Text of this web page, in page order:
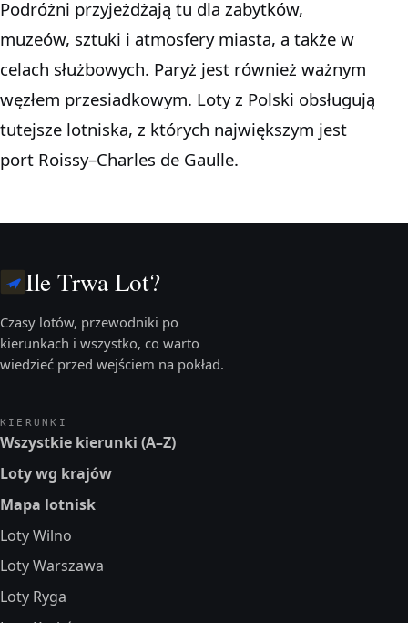
Podróżni przyjeżdżają tu dla zabytków,
muzeów, sztuki i atmosfery miasta, a także w
celach służbowych. Paryż jest również ważnym
węzłem przesiadkowym. Loty z Polski obsługują
tutejsze lotniska, z których największym jest
port Roissy–Charles de Gaulle.
Ile Trwa Lot?
Czasy lotów, przewodniki po
kierunkach i wszystko, co warto
wiedzieć przed wejściem na pokład.
KIERUNKI
Wszystkie kierunki (A–Z)
Loty wg krajów
Mapa lotnisk
Loty Wilno
Loty Warszawa
Loty Ryga